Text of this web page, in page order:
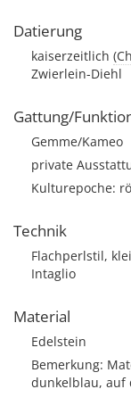
Datierung
kaiserzeitlich
Zwierlein-Diehl
Gattung/
Gemme/Kameo
private
Kulturepoche:
Technik
Flachperlstil,
Intaglio
Material
Edelstein
Bemerkung:
dunkelblau, auf